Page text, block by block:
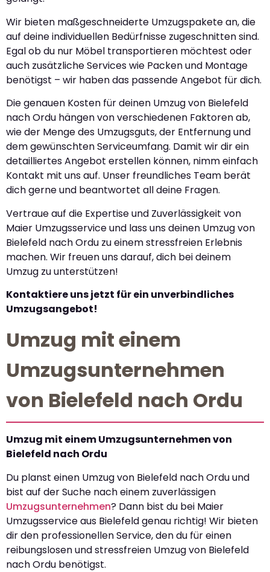
Wir bieten maßgeschneiderte Umzugspakete an, die
auf deine individuellen Bedürfnisse zugeschnitten sind.
Egal ob du nur Möbel transportieren möchtest oder
auch zusätzliche Services wie Packen und Montage
benötigst – wir haben das passende Angebot für dich.
Die genauen Kosten für deinen Umzug von Bielefeld
nach Ordu hängen von verschiedenen Faktoren ab,
wie der Menge des Umzugsguts, der Entfernung und
dem gewünschten Serviceumfang. Damit wir dir ein
detailliertes Angebot erstellen können, nimm einfach
Kontakt mit uns auf. Unser freundliches Team berät
dich gerne und beantwortet all deine Fragen.
Vertraue auf die Expertise und Zuverlässigkeit von
Maier Umzugsservice und lass uns deinen Umzug von
Bielefeld nach Ordu zu einem stressfreien Erlebnis
machen. Wir freuen uns darauf, dich bei deinem
Umzug zu unterstützen!
Kontaktiere uns jetzt für ein unverbindliches
Umzugsangebot!
Umzug mit einem
Umzugsunternehmen
von Bielefeld nach Ordu
Umzug mit einem Umzugsunternehmen von
Bielefeld nach Ordu
Du planst einen Umzug von Bielefeld nach Ordu und
bist auf der Suche nach einem zuverlässigen
Umzugsunternehmen? Dann bist du bei Maier
Umzugsservice aus Bielefeld genau richtig! Wir bieten
dir den professionellen Service, den du für einen
reibungslosen und stressfreien Umzug von Bielefeld
nach Ordu benötigst.